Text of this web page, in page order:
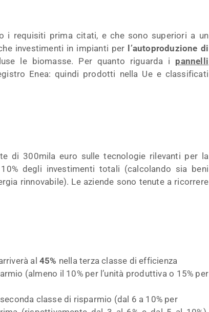
i requisiti prima citati, e che sono superiori a un
investimenti in impianti per l’autoproduzione di
le biomasse. Per quanto riguarda i pannelli
Enea: quindi prodotti nella Ue e classificati
di 300mila euro sulle tecnologie rilevanti per la
degli investimenti totali (calcolando sia beni
rinnovabile). Le aziende sono tenute a ricorrere
al 45% nella terza classe di efficienza
(almeno il 10% per l’unità produttiva o 15% per
classe di risparmio (dal 6 a 10% per